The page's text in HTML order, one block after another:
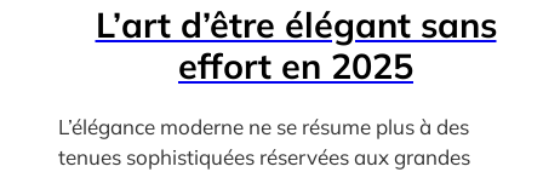
L’art d’être élégant sans
effort en 2025
L’élégance moderne ne se résume plus à des
tenues sophistiquées réservées aux grandes